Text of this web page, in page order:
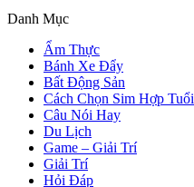
Danh Mục
Ẩm Thực
Bánh Xe Đẩy
Bất Động Sản
Cách Chọn Sim Hợp Tuổi
Câu Nói Hay
Du Lịch
Game – Giải Trí
Giải Trí
Hỏi Đáp